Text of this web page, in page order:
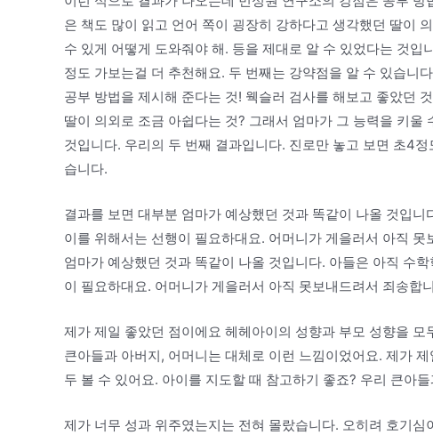
은 책도 많이 읽고 언어 쪽이 굉장히 강하다고 생각했던 딸이
수 있게 어떻게 도와줘야 해. 등을 제대로 알 수 있었다는 것
정도 가보는걸 더 추천해요. 두 번째는 강약점을 알 수 있습니
공부 방법을 제시해 준다는 것! 웩슬러 검사를 해보고 좋았던
딸이 의외로 조금 아쉽다는 것? 그래서 엄마가 그 능력을 키
것입니다. 우리의 두 번째 결과입니다. 진로만 놓고 보면 초4
습니다.
결과를 보면 대부분 엄마가 예상했던 것과 똑같이 나올 것입
이를 위해서는 선행이 필요하대요. 어머니가 게을러서 아직
엄마가 예상했던 것과 똑같이 나올 것입니다. 아들은 아직 수
이 필요하대요. 어머니가 게을러서 아직 못보내드려서 죄송합
제가 제일 좋았던 점이에요 헤헤아이의 성향과 부모 성향을
큰아들과 아버지, 어머니는 대체로 이런 느낌이었어요. 제가
두 볼 수 있어요. 아이를 지도할 때 참고하기 좋죠? 우리 큰아
제가 너무 성과 위주였는지는 전혀 몰랐습니다. 오히려 호기